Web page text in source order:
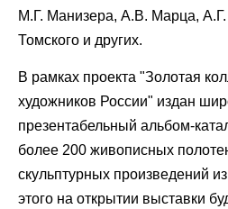
М.Г. Манизера, А.В. Марца,
Томского и других.
В рамках проекта "Золотая
художников России" издан
презентабельный альбом-
более 200 живописных
скульптурных произведений
этого на открытии выставки